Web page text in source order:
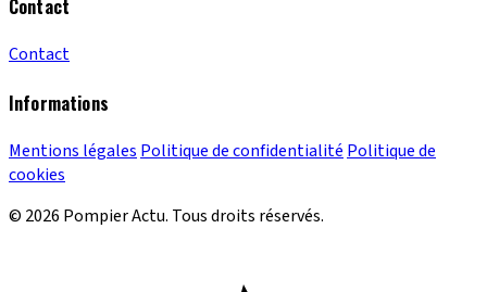
Contact
Contact
Informations
Mentions légales Politique de confidentialité Politique de
cookies
© 2026 Pompier Actu. Tous droits réservés.